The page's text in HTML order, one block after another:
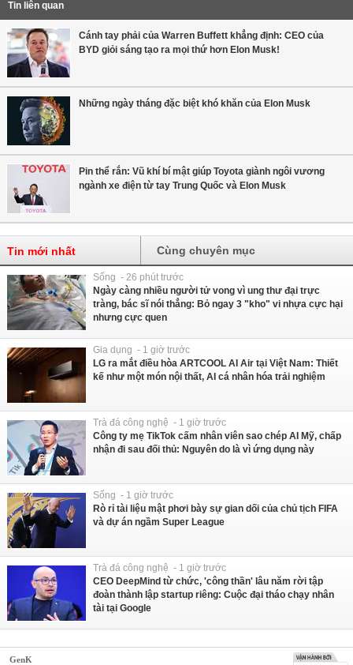
Tin liên quan
Cánh tay phải của Warren Buffett khẳng định: CEO của
BYD giỏi sáng tạo ra mọi thứ hơn Elon Musk!
Những ngày tháng đặc biệt khó khăn của Elon Musk
Pin thể rắn: Vũ khí bí mật giúp Toyota giành ngôi vương
ngành xe điện từ tay Trung Quốc và Elon Musk
Tin mới nhất Cùng chuyên mục
Sống - 26 phút trước
Ngày càng nhiều người tử vong vì ung thư đại trực
tràng, bác sĩ nói thẳng: Bỏ ngay 3 "kho" vi nhựa cực hại
nhưng cực quen
Gia dụng - 1 giờ trước
LG ra mắt điều hòa ARTCOOL AI Air tại Việt Nam: Thiết
kế như một món nội thất, AI cá nhân hóa trải nghiệm
Trà đá công nghệ - 1 giờ trước
Công ty mẹ TikTok cấm nhân viên sao chép AI Mỹ, chấp
nhận đi sau đối thủ: Nguyên do là vì ứng dụng này
Sống - 1 giờ trước
Rò rỉ tài liệu mật phơi bày sự gian dối của chủ tịch FIFA
và dự án ngầm Super League
Trà đá công nghệ - 1 giờ trước
CEO DeepMind từ chức, 'công thần' lâu năm rời tập
đoàn thành lập startup riêng: Cuộc đại tháo chạy nhân
tài tại Google
GenK